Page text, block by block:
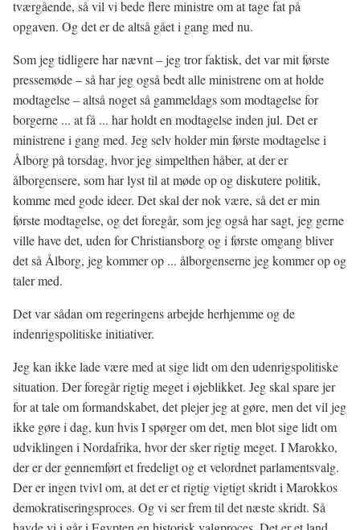
tværgående, så vil vi bede flere ministre om at tage fat på
opgaven. Og det er de altså gået i gang med nu.
Som jeg tidligere har nævnt – jeg tror faktisk, det var mit første
pressemøde – så har jeg også bedt alle ministrene om at holde
modtagelse – altså noget så gammeldags som modtagelse for
borgerne ... at få ... har holdt en modtagelse inden jul. Det er
ministrene i gang med. Jeg selv holder min første modtagelse i
Ålborg på torsdag, hvor jeg simpelthen håber, at der er
ålborgensere, som har lyst til at møde op og diskutere politik,
komme med gode ideer. Det skal der nok være, så det er min
første modtagelse, og det foregår, som jeg også har sagt, jeg gerne
ville have det, uden for Christiansborg og i første omgang bliver
det så Ålborg, jeg kommer op ... ålborgenserne jeg kommer op og
taler med.
Det var sådan om regeringens arbejde herhjemme og de
indenrigspolitiske initiativer.
Jeg kan ikke lade være med at sige lidt om den udenrigspolitiske
situation. Der foregår rigtig meget i øjeblikket. Jeg skal spare jer
for at tale om formandskabet, det plejer jeg at gøre, men det vil jeg
ikke gøre i dag, kun hvis I spørger om det, men blot sige lidt om
udviklingen i Nordafrika, hvor der sker rigtig meget. I Marokko,
der er der gennemført et fredeligt og et velordnet parlamentsvalg.
Der er ingen tvivl om, at det er et rigtig vigtigt skridt i Marokkos
demokratiseringsproces. Og vi ser frem til det næste skridt. Så